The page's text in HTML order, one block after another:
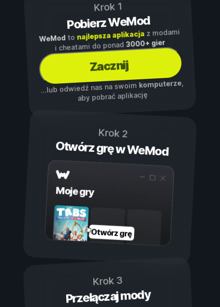
Krok 1
Pobierz WeMod
WeModto najlepsza aplikacjaz modami
i cheatami do ponad3000+ gier
Zacznij
...lub odwiedź nas na swoim komputerze,
aby pobrać aplikację
Krok 2
Otwórz grę w WeMod
Moje gry
Otwórz grę
Krok 3
Przełączaj mody